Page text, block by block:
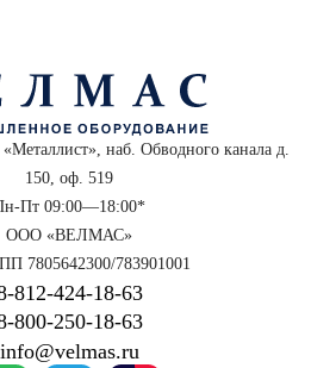
наб. Обводного канала д.
150, оф. 519
Пт 09:00—18:00*
ООО «ВЕЛМАС»
7805642300/783901001
info@velmas.ru